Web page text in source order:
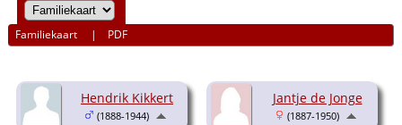
Familiekaart | PDF
Hendrik Kikkert
(1888-1944)
Jantje de Jonge
(1887-1950)